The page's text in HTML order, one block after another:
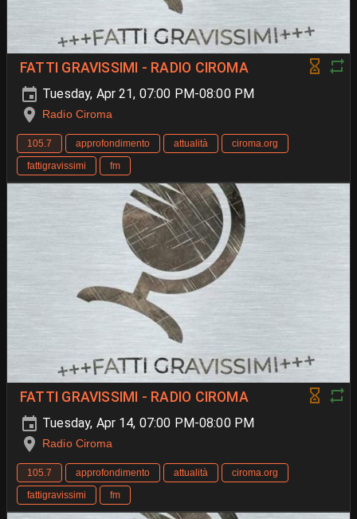
FATTI GRAVISSIMI - RADIO CIROMA
Tuesday, Apr 21, 07:00 PM-08:00 PM
Radio Ciroma
105.7 approfondimento attualità
ciroma.org
fattigravissimi
fm
FATTI GRAVISSIMI - RADIO CIROMA
Tuesday, Apr 14, 07:00 PM-08:00 PM
Radio Ciroma
105.7 approfondimento attualità
ciroma.org
fattigravissimi
fm